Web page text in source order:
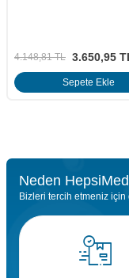
1.358,30TL 1.113,81
Sepete Ekle
Neden
Bizleri tercih etmeniz için